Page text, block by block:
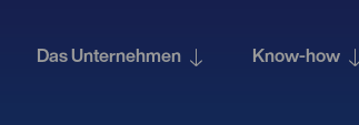
Das Unternehmen Know-how